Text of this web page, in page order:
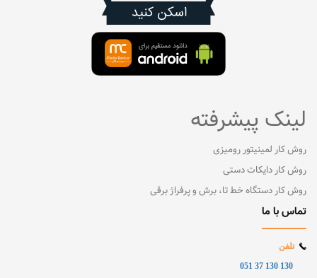
لینک پیشرفته
روش کار لمینیتور رومیزی
روش کار دایکات دستی
روش کار دستگاه خط تا، برش و پرفراژ برقی
تماس با ما
تلفن
130 130 37 051